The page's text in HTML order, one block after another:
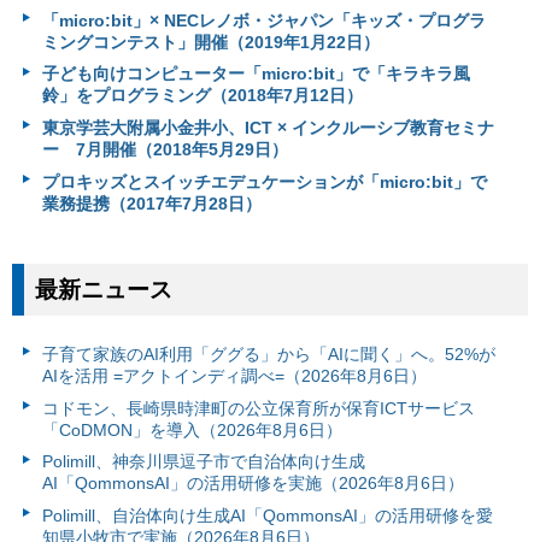
「micro:bit」× NECレノボ・ジャパン「キッズ・プログラ
ミングコンテスト」開催（2019年1月22日）
子ども向けコンピューター「micro:bit」で「キラキラ風
鈴」をプログラミング（2018年7月12日）
東京学芸大附属小金井小、ICT × インクルーシブ教育セミナ
ー 7月開催（2018年5月29日）
プロキッズとスイッチエデュケーションが「micro:bit」で
業務提携（2017年7月28日）
最新ニュース
子育て家族のAI利用「ググる」から「AIに聞く」へ。52%が
AIを活用 =アクトインディ調べ=（2026年8月6日）
コドモン、長崎県時津町の公立保育所が保育ICTサービス
「CoDMON」を導入（2026年8月6日）
Polimill、神奈川県逗子市で自治体向け生成
AI「QommonsAI」の活用研修を実施（2026年8月6日）
Polimill、自治体向け生成AI「QommonsAI」の活用研修を愛
知県小牧市で実施（2026年8月6日）